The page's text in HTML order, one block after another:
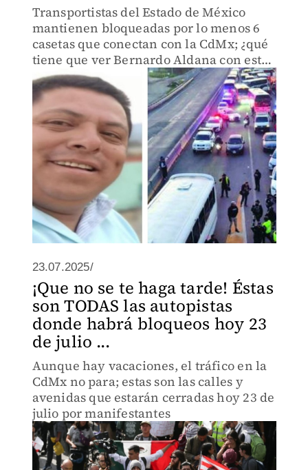
Transportistas del Estado de México
mantienen bloqueadas por lo menos 6
casetas que conectan con la CdMx; ¿qué
tiene que ver Bernardo Aldana con estos
eventos?
23.07.2025/
¡Que no se te haga tarde! Éstas
son TODAS las autopistas
donde habrá bloqueos hoy 23
de julio ...
Aunque hay vacaciones, el tráfico en la
CdMx no para; estas son las calles y
avenidas que estarán cerradas hoy 23 de
julio por manifestantes